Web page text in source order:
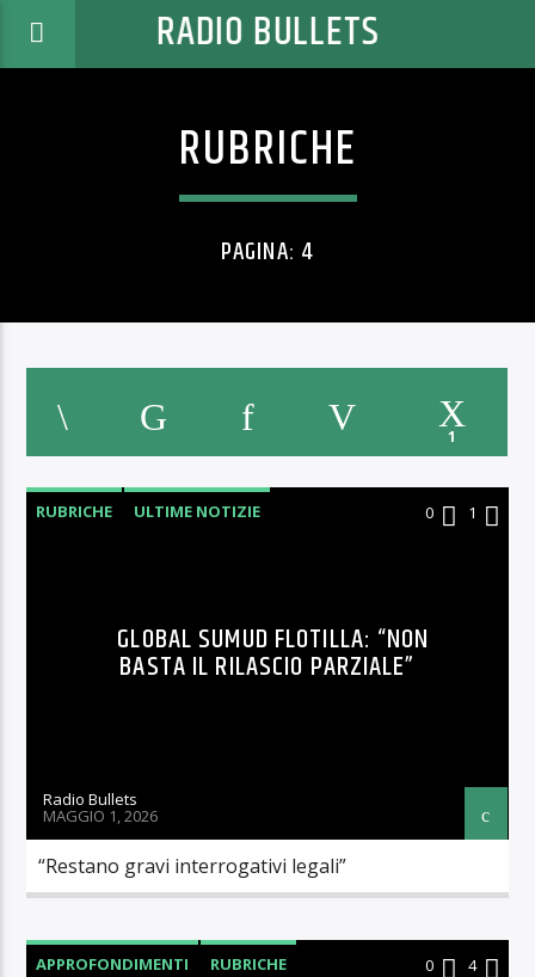
RADIO BULLETS
RUBRICHE
PAGINA: 4
1
RUBRICHE ULTIME NOTIZIE 0 1
GLOBAL SUMUD FLOTILLA: “NON
BASTA IL RILASCIO PARZIALE”
Radio Bullets
MAGGIO 1, 2026
“Restano gravi interrogativi legali”
APPROFONDIMENTI RUBRICHE 0 4